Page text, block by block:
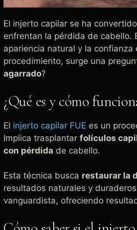
El injerto capilar se ha
enfrentan la pérdida de cabello.
apariencia natural y la
procedimiento, surge una
agarrado?
¿Qué es y cómo
El injerto capilar FUE es un
Implica trasplantar folículos
con pérdida de cabello.
Esta técnica busca restaurar la
resultados naturales y
vanguardista, ofreciendo